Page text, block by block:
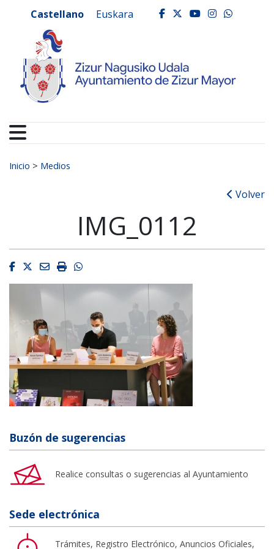
Ayuntamiento de
Castellano Euskara facebook
twitter
youtube
Buscar:
Inicio > Medios
Volver
IMG_0112
Facebook
Twitter
EmailImprimirWhatsapp
Buzón de sugerencias
Realice consultas o sugerencias al Ayuntamiento
Sede electrónica
Trámites, Registro Electrónico, Anuncios Oficiales,